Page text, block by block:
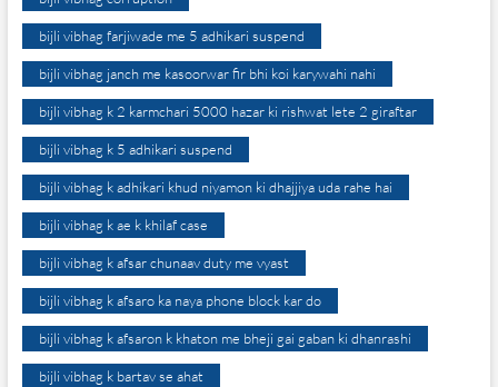
bijli vibhag farjiwade me 5 adhikari suspend
bijli vibhag janch me kasoorwar fir bhi koi karywahi nahi
bijli vibhag k 2 karmchari 5000 hazar ki rishwat lete 2 giraftar
bijli vibhag k 5 adhikari suspend
bijli vibhag k adhikari khud niyamon ki dhajjiya uda rahe hai
bijli vibhag k ae k khilaf case
bijli vibhag k afsar chunaav duty me vyast
bijli vibhag k afsaro ka naya phone block kar do
bijli vibhag k afsaron k khaton me bheji gai gaban ki dhanrashi
bijli vibhag k bartav se ahat